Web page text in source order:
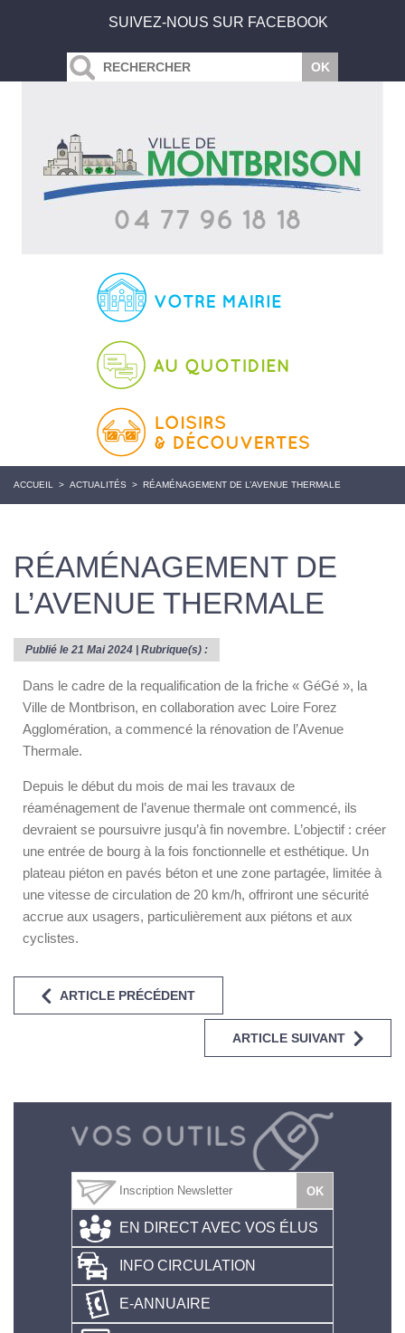
SUIVEZ-NOUS SUR FACEBOOK
ACCUEIL > ACTUALITÉS > RÉAMÉNAGEMENT DE L’AVENUE THERMALE
RÉAMÉNAGEMENT DE
L’AVENUE THERMALE
Publié le 21 Mai 2024 | Rubrique(s) :
Dans le cadre de la requalification de la friche « GéGé », la
Ville de Montbrison, en collaboration avec Loire Forez
Agglomération, a commencé la rénovation de l’Avenue
Thermale.
Depuis le début du mois de mai les travaux de
réaménagement de l’avenue thermale ont commencé, ils
devraient se poursuivre jusqu’à fin novembre. L’objectif : créer
une entrée de bourg à la fois fonctionnelle et esthétique. Un
plateau piéton en pavés béton et une zone partagée, limitée à
une vitesse de circulation de 20 km/h, offriront une sécurité
accrue aux usagers, particulièrement aux piétons et aux
cyclistes.
ARTICLE PRÉCÉDENT
ARTICLE SUIVANT
EN DIRECT AVEC VOS ÉLUS
INFO CIRCULATION
E-ANNUAIRE